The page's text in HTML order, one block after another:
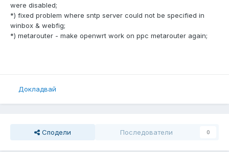
were disabled;
*) fixed problem where sntp server could not be specified in
winbox & webfig;
*) metarouter - make openwrt work on ppc metarouter again;
Докладвай
Сподели Последователи 0